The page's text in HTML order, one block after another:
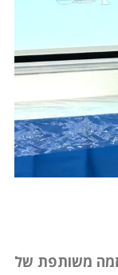
משותפת של